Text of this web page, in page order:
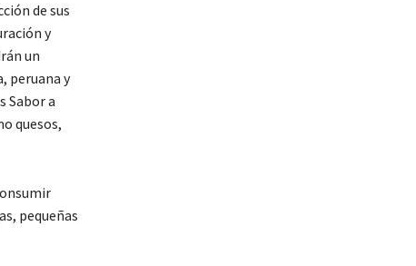
de sus
y
un
peruana y
Sabor a
quesos,
pequeñas